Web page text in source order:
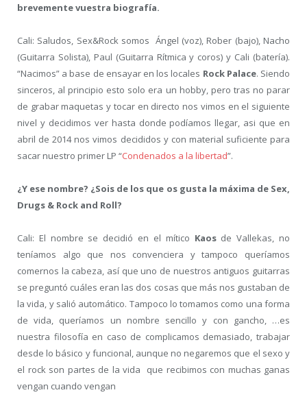
brevemente vuestra biografía.
Cali: Saludos, Sex&Rock somos Ángel (voz), Rober (bajo), Nacho
(Guitarra Solista), Paul (Guitarra Rítmica y coros) y Cali (batería).
“Nacimos” a base de ensayar en los locales Rock Palace. Siendo
sinceros, al principio esto solo era un hobby, pero tras no parar
de grabar maquetas y tocar en directo nos vimos en el siguiente
nivel y decidimos ver hasta donde podíamos llegar, asi que en
abril de 2014 nos vimos decididos y con material suficiente para
sacar nuestro primer LP “Condenados a la libertad”.
¿Y ese nombre? ¿Sois de los que os gusta la máxima de Sex,
Drugs & Rock and Roll?
Cali: El nombre se decidió en el mítico Kaosde Vallekas, no
teníamos algo que nos convenciera y tampoco queríamos
comernos la cabeza, así que uno de nuestros antiguos guitarras
se preguntó cuáles eran las dos cosas que más nos gustaban de
la vida, y salió automático. Tampoco lo tomamos como una forma
de vida, queríamos un nombre sencillo y con gancho, …es
nuestra filosofía en caso de complicamos demasiado, trabajar
desde lo básico y funcional, aunque no negaremos que el sexo y
el rock son partes de la vida que recibimos con muchas ganas
vengan cuando vengan